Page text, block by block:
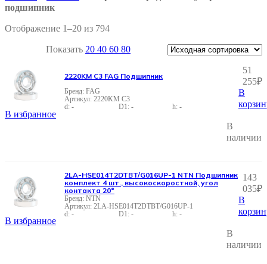
подшипник
Отображение 1–20 из 794
Показать 20 40 60 80
В избранное
2220KM C3
-
- -
FAG
2220KM C3 FAG Подшипник
51
255₽
В
В
наличии
В избранное
2LA-HSE014T2DTBT/G016UP-1
-
- -
NTN
2LA-HSE014T2DTBT/G016UP-1 NTN Подшипник
комплект 4 шт., высокоскоростной, угол
контакта 20°
143
035₽
В
В
наличии